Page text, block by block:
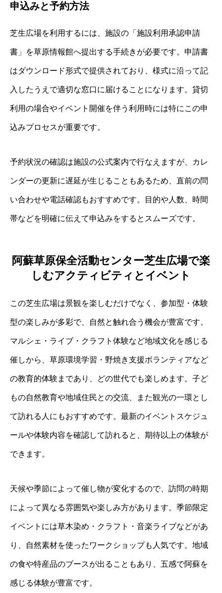
申込みと予約方法
芝生広場を利用するには、施設の「施設利用承認申請
書」を草原情報館へ提出する手続きが必要です。申請書
はダウンロード形式で提供されており、様式に沿って記
入したうえで適切な窓口に届けることになります。貸切
利用の場合やイベント開催を伴う利用時には特にこの申
込みプロセスが重要です。
予約状況の確認は施設の公式案内で行なえますが、カレ
ンダーの更新に遅延が生じることもあるため、直前の問
い合わせや電話確認もおすすめです。目的や人数、時間
帯などを明確に伝えて申込みをするとスムーズです。
阿蘇草原保全活動センター芝生広場で楽
しむアクティビティとイベント
この芝生広場は景観を楽しむだけでなく、参加型・体験
型の楽しみが多彩で、自然と触れ合う機会が豊富です。
マルシェ・ライブ・クラフト体験など地域文化を感じる
催しから、草原環境学習・野焼き支援ボランティアなど
の教育的体験まであり、どの世代でも楽しめます。子ど
もの自然教育や地域住民との交流、また観光の一環とし
て訪れる人にもおすすめです。最新のイベントスケジュ
ールや体験内容を確認して訪れると、期待以上の体験が
できます。
天候や季節によって催し物が変化するので、訪問の時期
によって異なる雰囲気や楽しみ方があります。季節限定
イベントには草木染め・クラフト・音楽ライブなどがあ
り、自然素材を使ったワークショップも人気です。地域
の食や特産品のブースが出ることもあり、五感で阿蘇を
感じる体験が豊富です。